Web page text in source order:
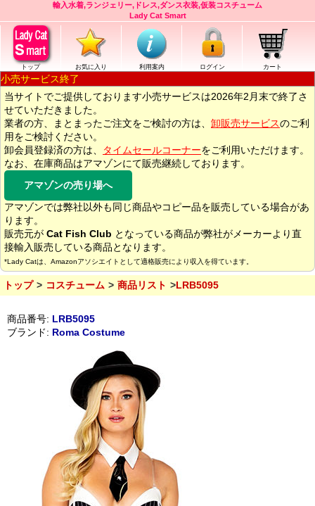
輸入水着,ランジェリー,ドレス,ダンス衣装,仮装コスチューム
Lady Cat Smart
トップ お気に入り 利用案内 ログイン カート
小売サービス終了
当サイトでご提供しております小売サービスは2026年2月末で終了さ
せていただきました。
業者の方、まとまったご注文をご検討の方は、 卸販売サービスのご利
用をご検討ください。
卸会員登録済の方は、
タイムセールコーナーをご利用いただけます。
なお、在庫商品はアマゾンにて販売継続しております。
アマゾンの売り場へ
アマゾンでは弊社以外も同じ商品やコピー品を販売している場合があ
ります。
販売元が Cat Fish Club となっている商品が弊社がメーカーより直
接輸入販売している商品となります。
*Lady Catは、Amazonアソシエイトとして適格販売により収入を得ています。
トップ コスチューム 商品リスト LRB5095
商品番号: LRB5095
ブランド: Roma Costume